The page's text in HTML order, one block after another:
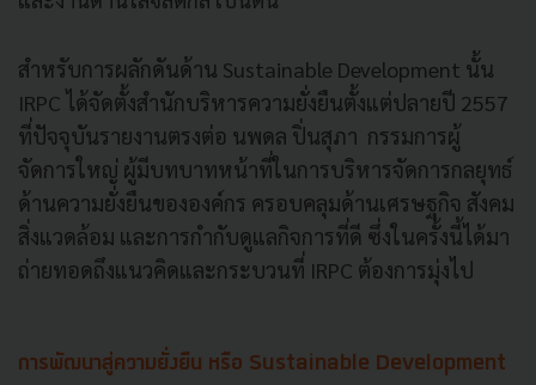
สำหรับการผลักดันด้าน Sustainable Development นั้น
IRPC ได้จัดตั้งสำนักบริหารความยั่งยืนตั้งแต่ปลายปี 2557
ที่ปัจจุบันรายงานตรงต่อ นพดล ปิ่นสุภา กรรมการผู้
จัดการใหญ่ ผู้มีบทบาทหน้าที่ในการบริหารจัดการกลยุทธ์
ด้านความยั่งยืนขององค์กร ครอบคลุมด้านเศรษฐกิจ สังคม
สิ่งแวดล้อม และการกำกับดูแลกิจการที่ดี ซึ่งในครั้งนี้ได้มา
ถ่ายทอดถึงแนวคิดและกระบวนที่ IRPC ต้องการมุ่งไป
การพัฒนาสู่ความยั่งยืน หรือ Sustainable Development